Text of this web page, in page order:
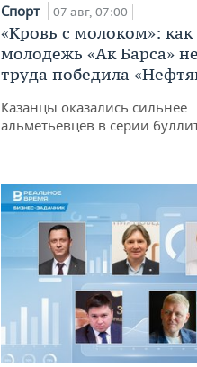
Спорт 07 авг, 07:00
«Кровь с молоком»: как
молодежь «Ак Барса»
труда победила
Казанцы оказались сильнее
альметьевцев в серии